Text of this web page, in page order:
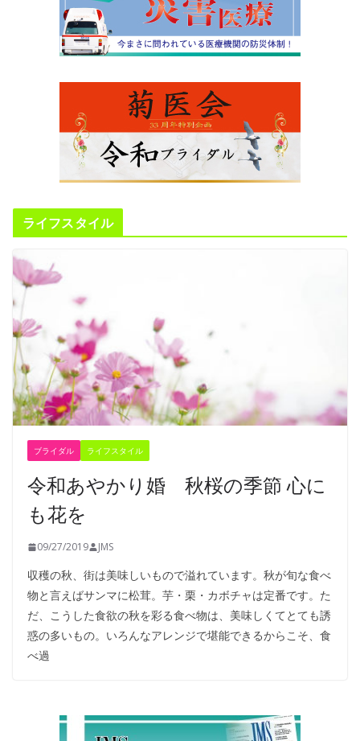
ライフスタイル
ブライダル ライフスタイル
令和あやかり婚 秋桜の季節 心に
も花を
09/27/2019 JMS
収穫の秋、街は美味しいもので溢れています。秋が旬な食べ
物と言えばサンマに松茸。芋・栗・カボチャは定番です。た
だ、こうした食欲の秋を彩る食べ物は、美味しくてとても誘
惑の多いもの。いろんなアレンジで堪能できるからこそ、食
べ過